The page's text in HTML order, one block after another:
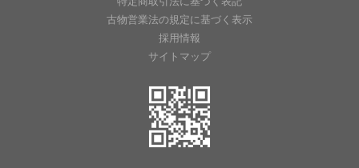
古物営業法の規定に基づく表示
採用情報
サイトマップ